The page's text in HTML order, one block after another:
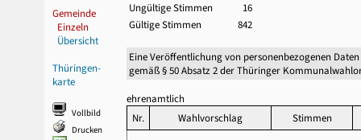
Gemeinde
Einzeln
Übersicht
Thüringen-
karte
Vollbild
Drucken
Ungültige Stimmen
16
Gültige Stimmen
842
Eine Veröffentlichung von personenbezogenen
gemäß § 50 Absatz 2 der Thüringer
ehrenamtlich
Nr.
Wahlvorschlag Stimmen